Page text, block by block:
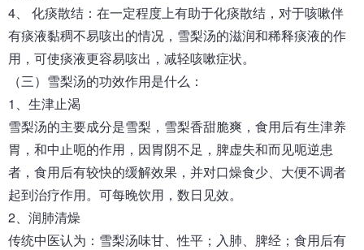
4、 化痰散结：在一定程度上有助于化痰散结，对于咳嗽伴
有痰液黏稠不易咳出的情况，雪梨汤的滋润和稀释痰液的作
用，可使痰液更容易咳出，减轻咳嗽症状。
（三）雪梨汤的功效作用是什么：
1、生津止渴
雪梨汤的主要成分是雪梨，雪梨香甜脆爽，食用后有生津养
胃，和中止呃的作用，因胃阴不足，脾虚失和而见呃逆患
者，食用后有较快的缓解效果，并对口燥食少、大便不调者
起到治疗作用。可每晚饮用，数日见效。
2、润肺清燥
传统中医认为：雪梨汤味甘、性平；入肺、脾经；食用后有